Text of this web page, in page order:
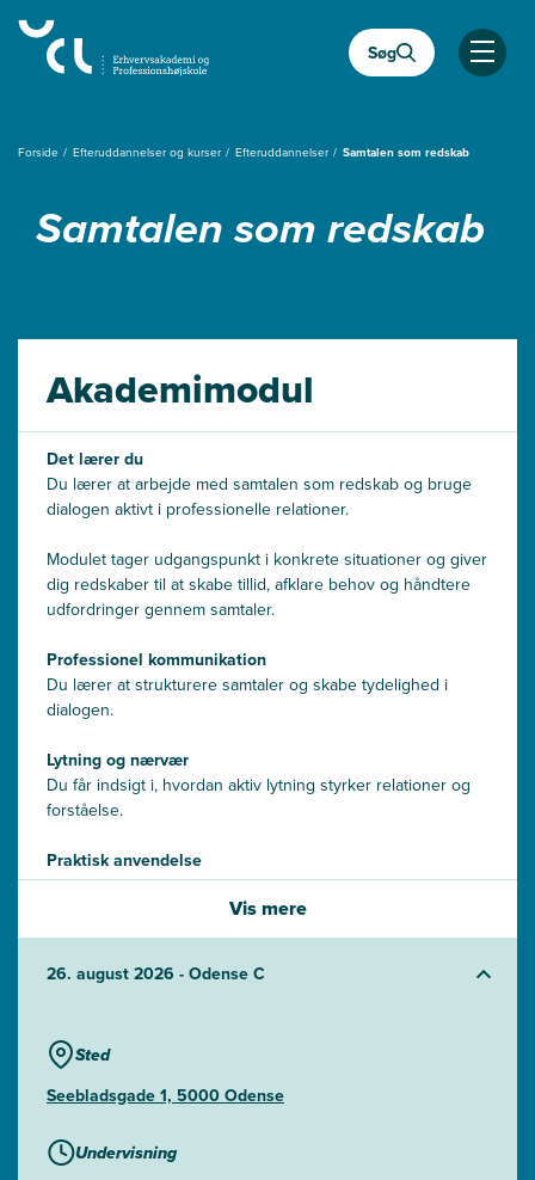
hovedindhold
Søg
Åben
Forside Efteruddannelser og kurser Efteruddannelser Samtalen som redskab
Samtalen som redskab
Akademimodul
Det lærer du
Du lærer at arbejde med samtalen som redskab og bruge
dialogen aktivt i professionelle relationer.
Modulet tager udgangspunkt i konkrete situationer og giver
dig redskaber til at skabe tillid, afklare behov og håndtere
udfordringer gennem samtaler.
Professionel kommunikation
Du lærer at strukturere samtaler og skabe tydelighed i
dialogen.
Lytning og nærvær
Du får indsigt i, hvordan aktiv lytning styrker relationer og
forståelse.
Praktisk anvendelse
Du arbejder med cases, der viser, hvordan
samtaleteknikker skaber værdi i hverdagen.
Vis mere
26. august 2026 - Odense C
Sted
Seebladsgade 1, 5000 Odense
Undervisning